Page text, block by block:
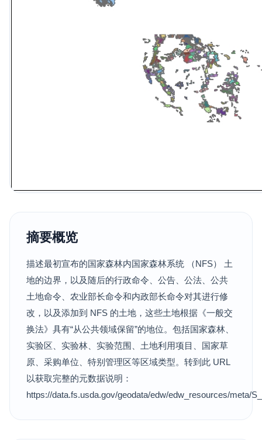
摘要概览
描述最初宣布的国家森林内国家森林系统 （NFS） 土
地的边界，以及随后的行政命令、公告、公法、公共
土地命令、农业部长命令和内政部长命令对其进行修
改，以及添加到 NFS 的土地，这些土地根据《一般交
换法》具有“从公共领域保留”的地位。包括国家森林、
实验区、实验林、实验范围、土地利用项目、国家草
原、采购单位、特别管理区等区域类型。转到此 URL
以获取完整的元数据说明：
https://data.fs.usda.gov/geodata/edw/edw_resources/meta/